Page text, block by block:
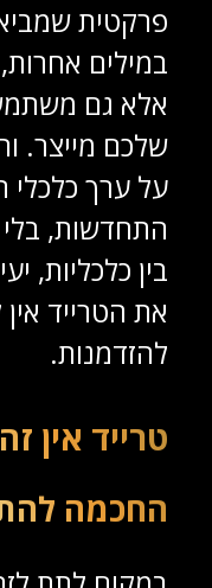
פרקטית
במילים
אלא גם
שלכם מייצר.
על ערך כלכלי
התחדשות,
בין כלכליות,
את הטרייד
להזדמנות.
טרייד אין
החכמה